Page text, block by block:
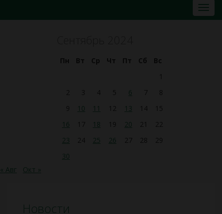
Пн Вт Ср Чт Пт Сб
Вс
1
2
3 4 5 6 7
8
9
10 11 12 13 14
15
16
17 18 19 20 21
22
23
24 25 26 27 28
29
30
« Авг
Окт »
Новости